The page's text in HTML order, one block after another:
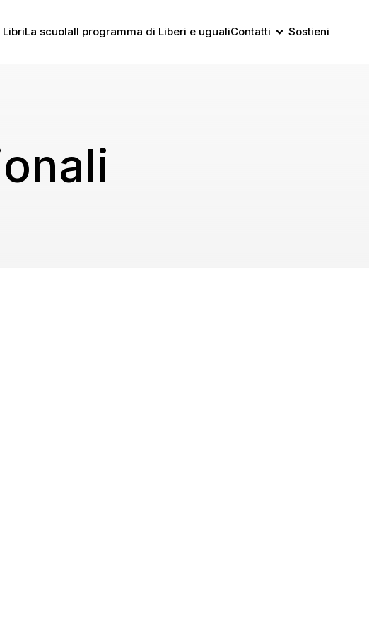
LibriLa scuolaIl programma di Liberi e ugualiContatti Sostieni